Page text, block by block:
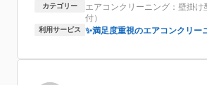
気になってた臭いもなくなって感動。
定期的にお願いしたいのと、残りのエアコン
願いしようと思います(^^)
カテゴリー
エアコンクリーニング：壁掛け
付）
利用サービス ✨満足度重視のエアコンクリー